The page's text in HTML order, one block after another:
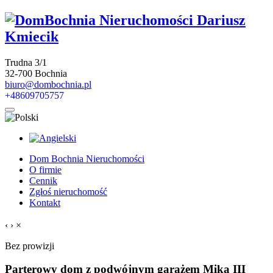
Trudna 3/1
32-700 Bochnia
biuro@dombochnia.pl
+48609705757
Dom Bochnia Nieruchomości
O firmie
Cennik
Zgłoś nieruchomość
Kontakt
‹ › ×
Bez prowizji
Parterowy dom z podwójnym garażem Mika III